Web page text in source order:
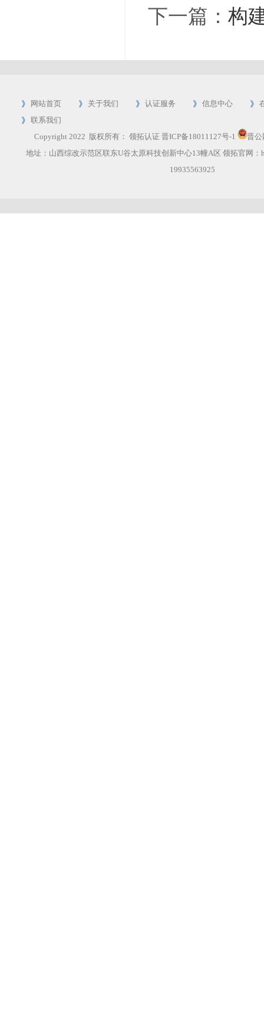
下一篇： 构
网站首页 关于我们 认证服务 信息中心
联系我们
Copyright 2022 版权所有： 领拓认证 晋ICP备18011127号-1
晋公
地址：山西综改示范区联东U谷太原科技创新中心13幢A区 领拓官网：
19935563925